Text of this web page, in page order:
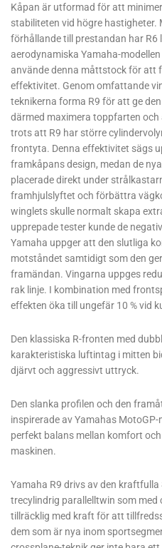
Kåpan är utformad för att
stabiliteten vid högre hastigheter.
förhållande till prestandan har R6
aerodynamiska Yamaha-
använde denna måttstock för att
effektivitet. Genom omfattande
teknikerna forma R9 för att ge
därmed maximera toppfarten
trots att R9 har större
frontyta. Denna effektivitet sägs
framkåpans design, medan de
placerade direkt under
framhjulslyftet och förbättra
winglets skulle normalt skapa
upprepade tester kunde de
Yamaha uppger att den slutliga
motståndet samtidigt som den
framändan. Vingarna uppges
rak linje. I kombination med
effekten öka till ungefär 10 % vid
Den klassiska R-fronten med
karakteristiska luftintag i mitten
djärvt och aggressivt uttryck.
Den slanka profilen och den
inspirerade av Yamahas
perfekt balans mellan komfort
maskinen.
Yamaha R9 drivs av den
trecylindrig parallelltwin som
tillräcklig med kraft för att
dem som är nya inom